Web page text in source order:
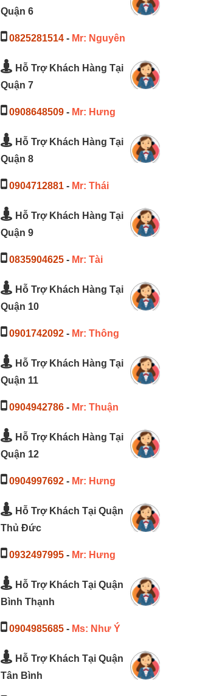
Quận 6
0825281514- Mr: Nguyên
Hỗ Trợ Khách Hàng Tại
Quận 7
0908648509- Mr: Hưng
Hỗ Trợ Khách Hàng Tại
Quận 8
0904712881- Mr: Thái
Hỗ Trợ Khách Hàng Tại
Quận 9
0835904625- Mr: Tài
Hỗ Trợ Khách Hàng Tại
Quận 10
0901742092- Mr: Thông
Hỗ Trợ Khách Hàng Tại
Quận 11
0904942786- Mr: Thuận
Hỗ Trợ Khách Hàng Tại
Quận 12
0904997692- Mr: Hưng
Hỗ Trợ Khách Tại Quận
Thủ Đức
0932497995- Mr: Hưng
Hỗ Trợ Khách Tại Quận
Bình Thạnh
0904985685- Ms: Như Ý
Hỗ Trợ Khách Tại Quận
Tân Bình